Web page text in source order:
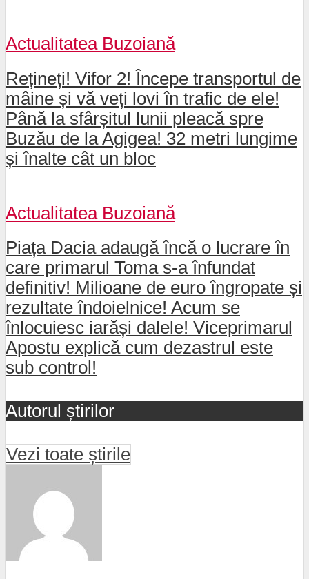
Actualitatea Buzoiană
Rețineți! Vifor 2! Începe transportul de
mâine și vă veți lovi în trafic de ele!
Până la sfârșitul lunii pleacă spre
Buzău de la Agigea! 32 metri lungime
și înalte cât un bloc
Actualitatea Buzoiană
Piața Dacia adaugă încă o lucrare în
care primarul Toma s-a înfundat
definitiv! Milioane de euro îngropate și
rezultate îndoielnice! Acum se
înlocuiesc iarăși dalele! Viceprimarul
Apostu explică cum dezastrul este
sub control!
Autorul știrilor
Vezi toate știrile